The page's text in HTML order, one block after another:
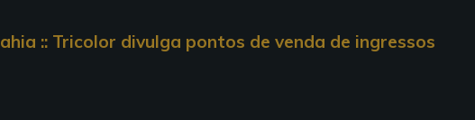
:: Tricolor divulga pontos de venda de ingressos